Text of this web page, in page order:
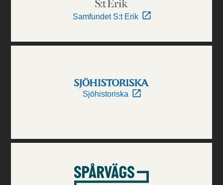
Samfundet S:t Erik
Sjöhistoriska